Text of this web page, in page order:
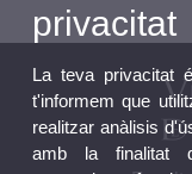
privacitat
La teva privacitat
t'informem que
realitzar anàlisis
amb la finalitat